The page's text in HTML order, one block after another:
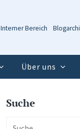
Interner Bereich
Über uns
Suche